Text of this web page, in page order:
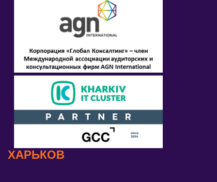
ХАРЬКОВ